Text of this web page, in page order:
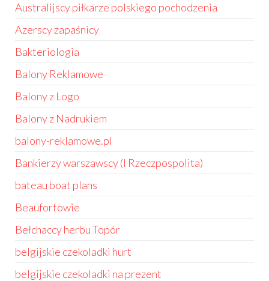
Australijscy piłkarze polskiego pochodzenia
Azerscy zapaśnicy
Bakteriologia
Balony Reklamowe
Balony z Logo
Balony z Nadrukiem
balony-reklamowe.pl
Bankierzy warszawscy (I Rzeczpospolita)
bateau boat plans
Beaufortowie
Bełchaccy herbu Topór
belgijskie czekoladki hurt
belgijskie czekoladki na prezent